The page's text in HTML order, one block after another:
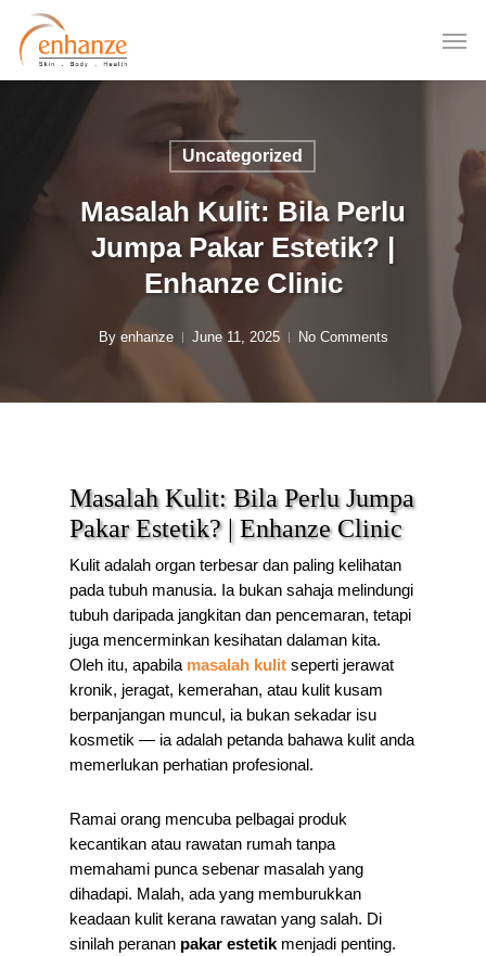
main
content
Uncategorized
Masalah Kulit: Bila Perlu
Jumpa Pakar Estetik? |
Enhanze Clinic
By enhanze June 11, 2025 No Comments
Masalah Kulit: Bila Perlu Jumpa
Pakar Estetik? | Enhanze Clinic
Kulit adalah organ terbesar dan paling kelihatan
pada tubuh manusia. Ia bukan sahaja melindungi
tubuh daripada jangkitan dan pencemaran, tetapi
juga mencerminkan kesihatan dalaman kita.
Oleh itu, apabila masalah kulit seperti jerawat
kronik, jeragat, kemerahan, atau kulit kusam
berpanjangan muncul, ia bukan sekadar isu
kosmetik — ia adalah petanda bahawa kulit anda
memerlukan perhatian profesional.
Ramai orang mencuba pelbagai produk
kecantikan atau rawatan rumah tanpa
memahami punca sebenar masalah yang
dihadapi. Malah, ada yang memburukkan
keadaan kulit kerana rawatan yang salah. Di
sinilah peranan pakar estetik menjadi penting.